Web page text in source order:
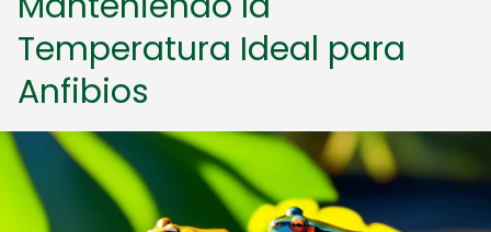
Temperatura Ideal para
Anfibios